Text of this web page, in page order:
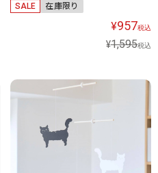
SALE 在庫限り
¥957税込
¥1,595税込